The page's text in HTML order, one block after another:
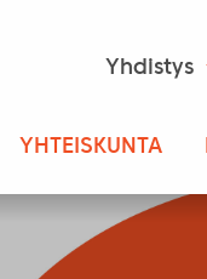
Yhdistys
YHTEISKUNTA